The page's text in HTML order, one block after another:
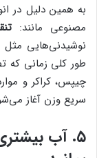
به همین دلیل در
مصنوعی مانند:
نوشیدنی‌هایی مثل
طور کلی زمانی که
چیپس، کراکر و
سریع وزن آغاز
۵. آب